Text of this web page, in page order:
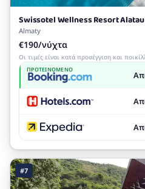
Swissotel Wellness Resort
Almaty
€190/νύχτα
Οι τιμές είναι κατά προσέγγιση και
ΠΡΟΤΕΙΝΌΜΕΝΟ
#7